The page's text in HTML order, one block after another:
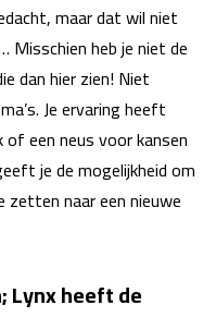
maar dat wil niet
Misschien heb je niet de
dan hier zien! Niet
Je ervaring heeft
een neus voor kansen
je de mogelijkheid om
naar een nieuwe
Lynx heeft de